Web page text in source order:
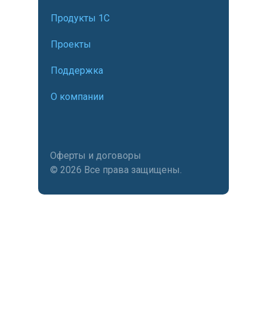
Продукты 1С
Проекты
Поддержка
О компании
Оферты и договоры
© 2026 Все права защищены.